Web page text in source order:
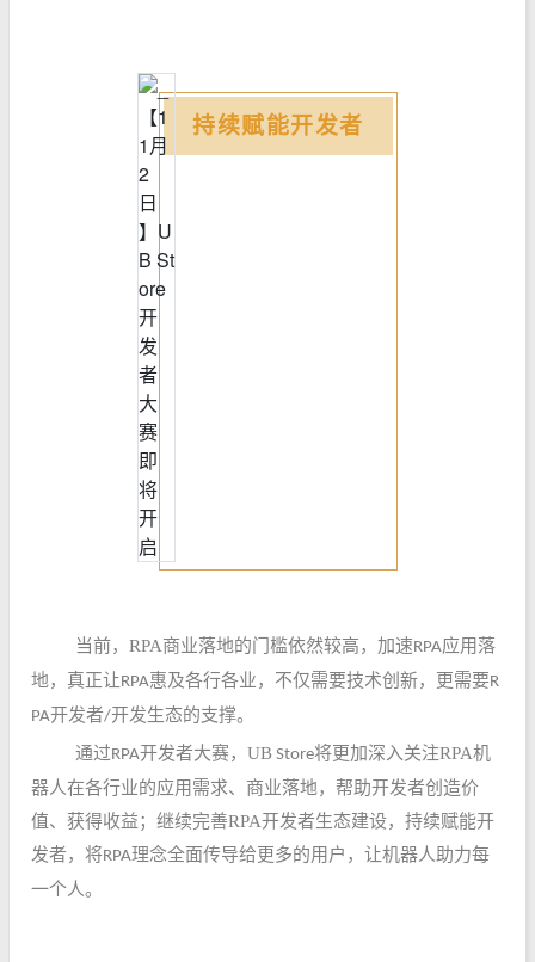
持续赋能开发者
当前，RPA商业落地的门槛依然较高，加速RPA应用落
地，真正让RPA惠及各行各业，不仅需要技术创新，更需要R
PA开发者/开发生态的支撑。
通过RPA开发者大赛， UBStore将更加深入关注RPA机
器人在各行业的应用需求、商业落地，帮助开发者创造价
值、获得收益； 继续完善RPA开发者生态建设，持续赋能开
发者，将RPA理念全面传导给更多的用户， 让机器人助力每
一个人。